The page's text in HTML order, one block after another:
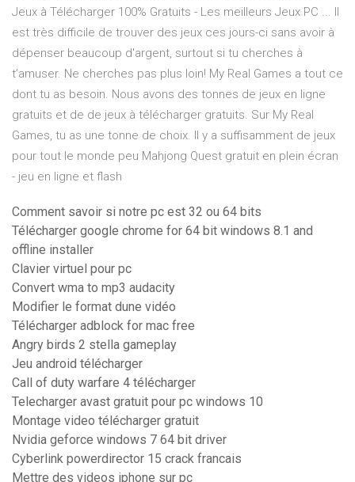
Jeux à Télécharger 100% Gratuits - Les meilleurs Jeux PC ... Il
est très difficile de trouver des jeux ces jours-ci sans avoir à
dépenser beaucoup d'argent, surtout si tu cherches à
t’amuser. Ne cherches pas plus loin! My Real Games a tout ce
dont tu as besoin. Nous avons des tonnes de jeux en ligne
gratuits et de de jeux à télécharger gratuits. Sur My Real
Games, tu as une tonne de choix. Il y a suffisamment de jeux
pour tout le monde peu Mahjong Quest gratuit en plein écran
- jeu en ligne et flash
Comment savoir si notre pc est 32 ou 64 bits
Télécharger google chrome for 64 bit windows 8.1 and
offline installer
Clavier virtuel pour pc
Convert wma to mp3 audacity
Modifier le format dune vidéo
Télécharger adblock for mac free
Angry birds 2 stella gameplay
Jeu android télécharger
Call of duty warfare 4 télécharger
Telecharger avast gratuit pour pc windows 10
Montage video télécharger gratuit
Nvidia geforce windows 7 64 bit driver
Cyberlink powerdirector 15 crack francais
Mettre des videos iphone sur pc